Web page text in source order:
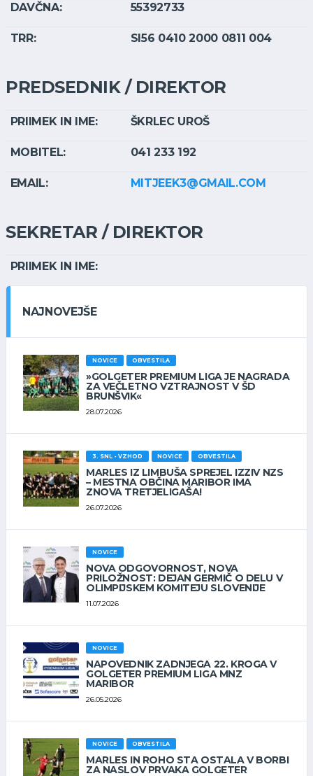
DAVČNA: 55392733
TRR: SI56 0410 2000 0811 004
PREDSEDNIK / DIREKTOR
PRIIMEK IN IME: ŠKRLEC UROŠ
MOBITEL: 041 233 192
EMAIL: MITJEEK3@GMAIL.COM
SEKRETAR / DIREKTOR
PRIIMEK IN IME:
NAJNOVEJŠE
NOVICE OBVESTILA
»GOLGETER PREMIUM LIGA JE NAGRADA
ZA VEČLETNO VZTRAJNOST V ŠD
BRUNŠVIK«
28.07.2026
3. SNL - VZHOD NOVICE OBVESTILA
MARLES IZ LIMBUŠA SPREJEL IZZIV NZS
– MESTNA OBČINA MARIBOR IMA
ZNOVA TRETJELIGAŠA!
26.07.2026
NOVICE
NOVA ODGOVORNOST, NOVA
PRILOŽNOST: DEJAN GERMIČ O DELU V
OLIMPIJSKEM KOMITEJU SLOVENIJE
11.07.2026
NOVICE
NAPOVEDNIK ZADNJEGA 22. KROGA V
GOLGETER PREMIUM LIGA MNZ
MARIBOR
26.05.2026
NOVICE OBVESTILA
MARLES IN ROHO STA OSTALA V BORBI
ZA NASLOV PRVAKA GOLGETER